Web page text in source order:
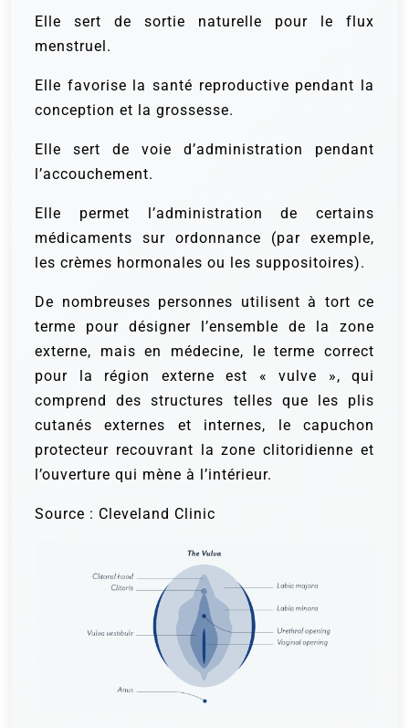
Elle sert de sortie naturelle pour le flux
menstruel.
Elle favorise la santé reproductive pendant la
conception et la grossesse.
Elle sert de voie d’administration pendant
l’accouchement.
Elle permet l’administration de certains
médicaments sur ordonnance (par exemple,
les crèmes hormonales ou les suppositoires).
De nombreuses personnes utilisent à tort ce
terme pour désigner l’ensemble de la zone
externe, mais en médecine, le terme correct
pour la région externe est « vulve », qui
comprend des structures telles que les plis
cutanés externes et internes, le capuchon
protecteur recouvrant la zone clitoridienne et
l’ouverture qui mène à l’intérieur.
Source : Cleveland Clinic